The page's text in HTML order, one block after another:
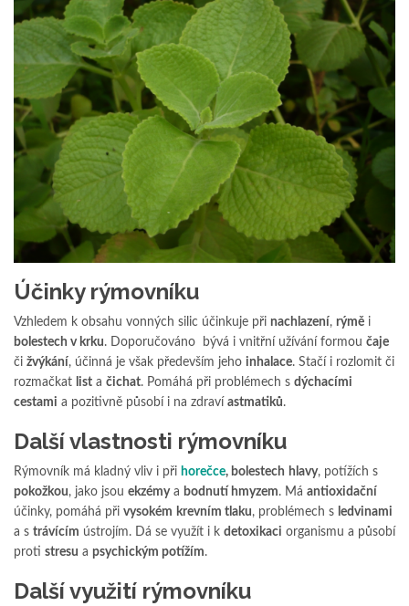
Účinky rýmovníku
Vzhledem k obsahu vonných silic účinkuje při nachlazení, rýmě i
bolestech v krku. Doporučováno bývá i vnitřní užívání formou čaje
či žvýkání, účinná je však především jeho inhalace. Stačí i rozlomit či
rozmačkat list a čichat. Pomáhá při problémech s dýchacími
cestami a pozitivně působí i na zdraví astmatiků.
Další vlastnosti rýmovníku
Rýmovník má kladný vliv i při horečce, bolestech hlavy, potížích s
pokožkou, jako jsou ekzémya bodnutí hmyzem. Má antioxidační
účinky, pomáhá při vysokém krevním tlaku, problémech s ledvinami
a s trávícím ústrojím. Dá se využít i k detoxikaci organismu a působí
proti stresu a psychickým potížím.
Další využití rýmovníku